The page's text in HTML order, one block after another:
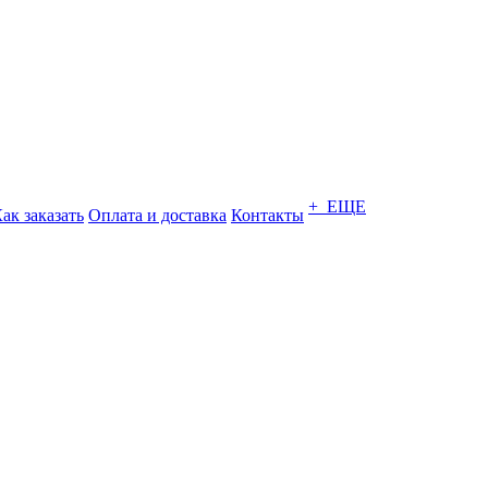
заказать Оплата и доставка Контакты + ЕЩЕ